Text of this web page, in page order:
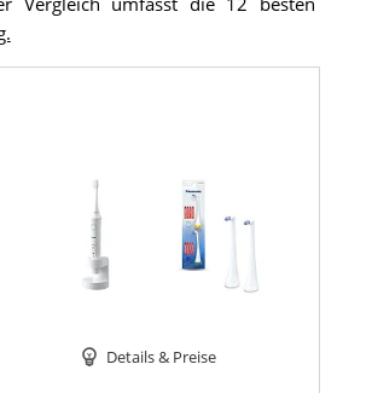
Details & Preise